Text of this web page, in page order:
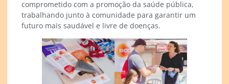
comprometido com a promoção da saúde pública,
trabalhando junto à comunidade para garantir um
futuro mais saudável e livre de doenças.